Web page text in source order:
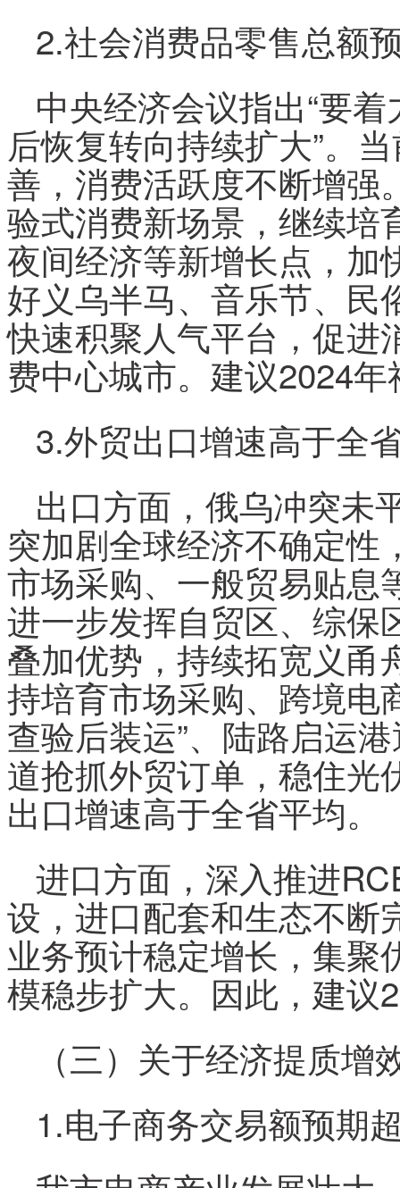
2.社会消费品零售总额
中央经济会议指出“要
后恢复转向持续扩大”。
善，消费活跃度不断增强
验式消费新场景，继续培
夜间经济等新增长点，加
好义乌半马、音乐节、民
快速积聚人气平台，促进
费中心城市。建议2024
3.外贸出口增速高于全
出口方面，俄乌冲突未
突加剧全球经济不确定性
市场采购、一般贸易贴息
进一步发挥自贸区、综保
叠加优势，持续拓宽义甬
持培育市场采购、跨境电
查验后装运”、陆路启运
道抢抓外贸订单，稳住光
出口增速高于全省平均。
进口方面，深入推进
设，进口配套和生态不断
业务预计稳定增长，集聚
模稳步扩大。因此，建议
（三）关于经济提质
1.电子商务交易额预期